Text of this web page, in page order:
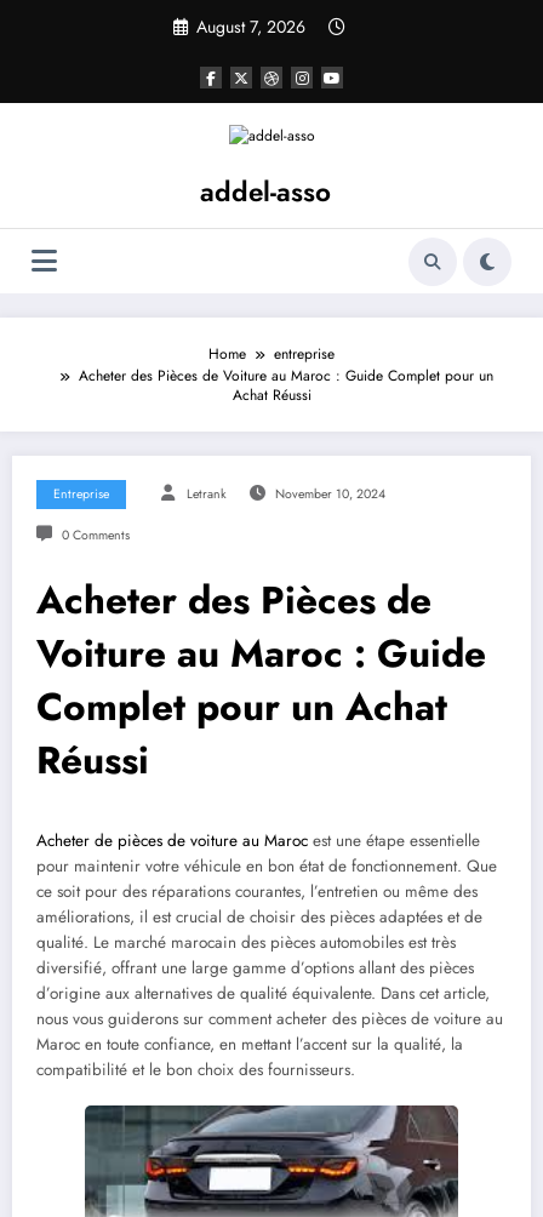
August 7, 2026
addel-asso
Home
entreprise
Acheter des Pièces de Voiture au Maroc : Guide Complet pour un
Achat Réussi
Entreprise Letrank November 10, 2024
0 Comments
Acheter des Pièces de
Voiture au Maroc : Guide
Complet pour un Achat
Réussi
Acheter de pièces de voiture au Maroc est une étape essentielle
pour maintenir votre véhicule en bon état de fonctionnement. Que
ce soit pour des réparations courantes, l’entretien ou même des
améliorations, il est crucial de choisir des pièces adaptées et de
qualité. Le marché marocain des pièces automobiles est très
diversifié, offrant une large gamme d’options allant des pièces
d’origine aux alternatives de qualité équivalente. Dans cet article,
nous vous guiderons sur comment acheter des pièces de voiture au
Maroc en toute confiance, en mettant l’accent sur la qualité, la
compatibilité et le bon choix des fournisseurs.